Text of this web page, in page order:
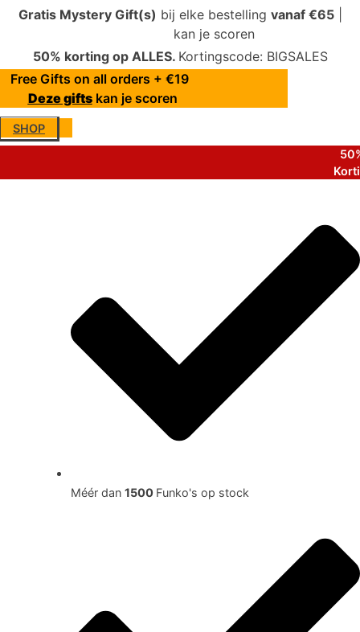
Gratis Mystery Gift(s) bij elke bestelling vanaf €65|
kan je scoren
50% korting op ALLES. Kortingscode: BIGSALES
Free Gifts on all orders + €19
Deze giftskan je scoren
SHOP
Méér dan 1500 Funko's op stock